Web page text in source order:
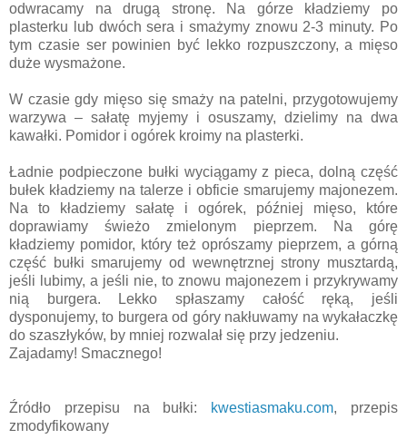
odwracamy na drugą stronę. Na górze kładziemy po
plasterku lub dwóch sera i smażymy znowu 2-3 minuty. Po
tym czasie ser powinien być lekko rozpuszczony, a mięso
duże wysmażone.
W czasie gdy mięso się smaży na patelni, przygotowujemy
warzywa – sałatę myjemy i osuszamy, dzielimy na dwa
kawałki. Pomidor i ogórek kroimy na plasterki.
Ładnie podpieczone bułki wyciągamy z pieca, dolną część
bułek kładziemy na talerze i obficie smarujemy majonezem.
Na to kładziemy sałatę i ogórek, później mięso, które
doprawiamy świeżo zmielonym pieprzem. Na górę
kładziemy pomidor, który też oprószamy pieprzem, a górną
część bułki smarujemy od wewnętrznej strony musztardą,
jeśli lubimy, a jeśli nie, to znowu majonezem i przykrywamy
nią burgera. Lekko spłaszamy całość ręką, jeśli
dysponujemy, to burgera od góry nakłuwamy na wykałaczkę
do szaszłyków, by mniej rozwalał się przy jedzeniu.
Zajadamy! Smacznego!
Źródło przepisu na bułki: kwestiasmaku.com, przepis
zmodyfikowany